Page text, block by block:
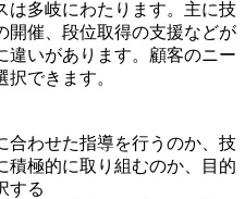
は多岐にわたります。主に技
開催、段位取得の支援などが
違いがあります。顧客のニー
できます。
合わせた指導を行うのか、技
積極的に取り組むのか、目的
する